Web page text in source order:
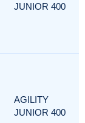
JUNIOR 400
AGILITY
JUNIOR 400